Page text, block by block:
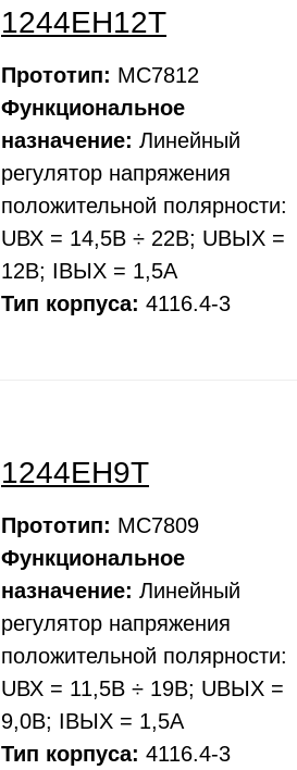
1244ЕН12Т
Прототип: МС7812
Функциональное
назначение: Линейный
регулятоp напpяжения
положительной полярности:
UВХ = 14,5В ÷ 22В; UВЫХ =
12В; IВЫХ = 1,5А
Тип корпуса: 4116.4-3
1244ЕН9Т
Прототип: МС7809
Функциональное
назначение: Линейный
регулятоp напpяжения
положительной полярности:
UВХ = 11,5В ÷ 19В; UВЫХ =
9,0В; IВЫХ = 1,5А
Тип корпуса: 4116.4-3